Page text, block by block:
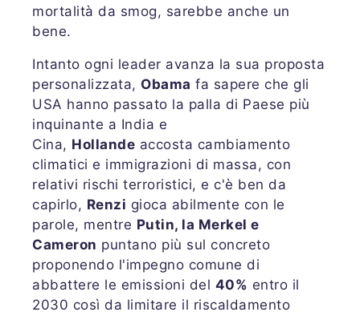
mortalità da smog, sarebbe anche un
bene.
Intanto ogni leader avanza la sua proposta
personalizzata, Obama fa sapere che gli
USA hanno passato la palla di Paese più
inquinante a India e
Cina, Hollande accosta cambiamento
climatici e immigrazioni di massa, con
relativi rischi terroristici, e c'è ben da
capirlo, Renzi gioca abilmente con le
parole, mentre Putin, la Merkel e
Cameron puntano più sul concreto
proponendo l'impegno comune di
abbattere le emissioni del 40% entro il
2030 così da limitare il riscaldamento